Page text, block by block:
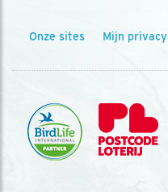
Onze sites Mijn privacy